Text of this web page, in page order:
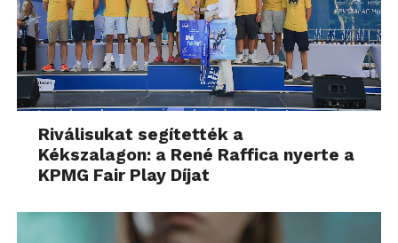
Riválisukat segítették a
Kékszalagon: a René Raffica nyerte a
KPMG Fair Play Díjat